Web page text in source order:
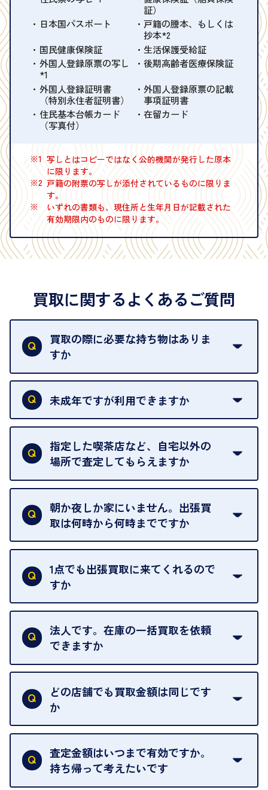
証）
日本国パスポート
戸籍の謄本、もしくは
抄本*2
国民健康保険証
生活保護受給証
外国人登録原票の写し
*1
後期高齢者医療保険証
外国人登録証明書
（特別永住者証明書）
外国人登録原票の記載
事項証明書
住民基本台帳カード
（写真付）
在留カード
※1 写しとはコピーではなく公的機関が発行した原本
に限ります。
※2 戸籍の附票の写しが添付されているものに限りま
す。
※
いずれの書類も、現住所と生年月日が記載された
有効期限内のものに限ります。
買取に関するよくあるご質問
買取の際に必要な持ち物はありま
すか
本人確認書類をご用意ください。ご利用になれる書
類はこちらをご確認ください。
未成年ですが利用できますか
18歳未満の方は、保護者の同意があってもご利用い
ただけません。
指定した喫茶店など、自宅以外の
場所で査定してもらえますか
ご自宅以外での査定はお引き受けできません。ご指
定のお店や、ほかのお客様への迷惑となることが考
えられるためです。
朝か夜しか家にいません。出張買
取は何時から何時までですか
ご訪問可能時間は、10時から19時です。
ただし、お品物の種類や量によっては対応させてい
ただくことがあります。
1点でも出張買取に来てくれるので
すか
はい。1点でもお伺いします。
法人です。在庫の一括買取を依頼
できますか
はい。喜んで承ります。出張買取をご利用くださ
い。
ご指定の場所にお伺いします。
どの店舗でも買取金額は同じです
か
はい。全店舗一律です。
ただし、中古市場は日々変動するため、査定した日
によって査定額が変わることはございます。
査定金額はいつまで有効ですか。
持ち帰って考えたいです